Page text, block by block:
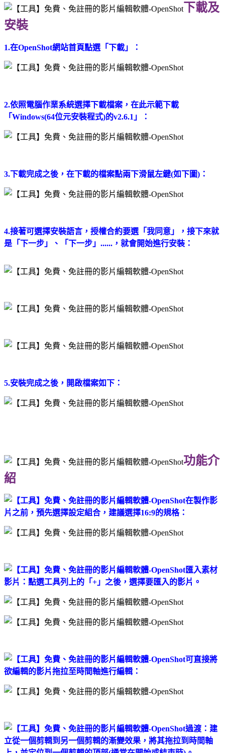
下載及
安裝
1.在OpenShot網站首頁點選「下載」：
2.依照電腦作業系統選擇下載檔案，在此示範下載
「Windows(64位元安裝程式)的v2.6.1」：
3.下載完成之後，在下載的檔案點兩下滑鼠左鍵(如下圖)：
4.接著可選擇安裝語言，授權合約要選「我同意」，接下來就
是「下一步」、「下一步」......，就會開始進行安裝：
5.安裝完成之後，開啟檔案如下：
功能介
紹
在製作影
片之前，預先選擇設定組合，建議選擇16:9的規格：
匯入素材
影片：點選工具列上的「+」之後，選擇要匯入的影片。
可直接將
欲編輯的影片拖拉至時間軸進行編輯：
過渡：建
立從一個剪輯到另一個剪輯的漸變效果，將其拖拉到時間軸